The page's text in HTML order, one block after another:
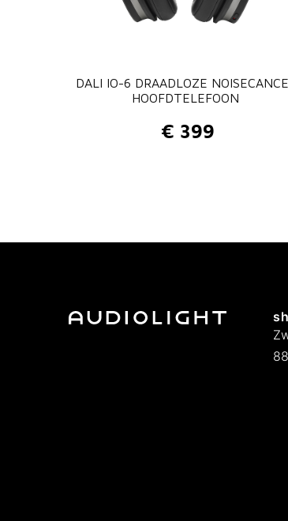
DALI IO-6 DRAADLOZE
HOOFDTELEFOON
€ 399